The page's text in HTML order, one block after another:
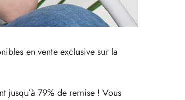
en vente exclusive sur la
jusqu’à 79% de remise ! Vous